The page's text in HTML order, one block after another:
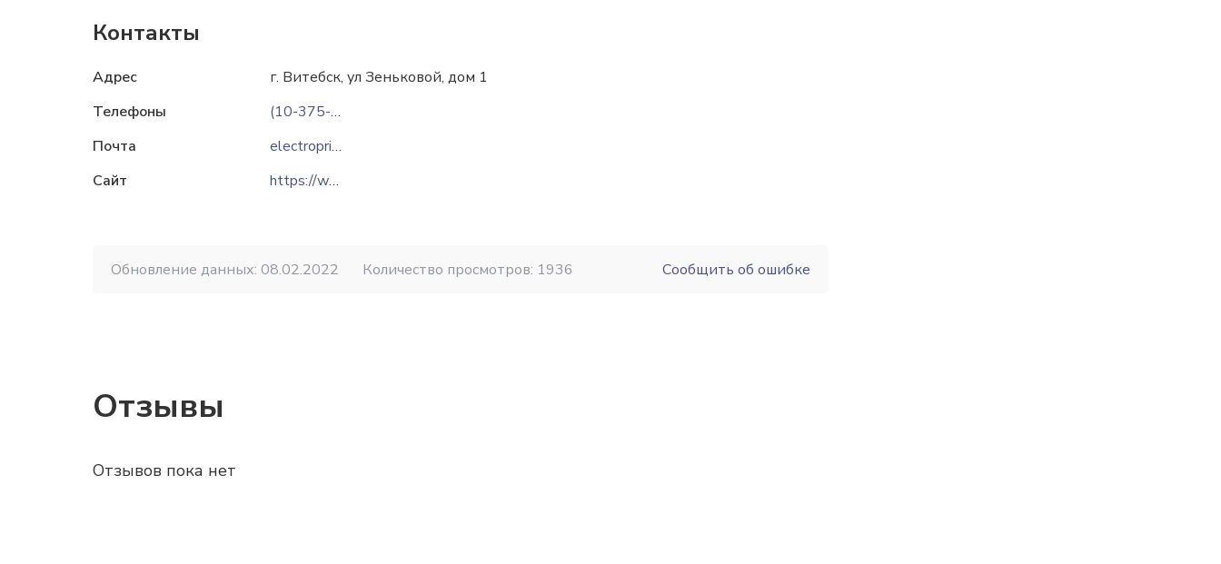
Контакты
Адрес
г. Витебск, ул Зеньковой, дом 1
Телефоны
(10-375-212)672-816
Почта
electropribor@mail.ru
Сайт
https://www.electropribor.by
Обновление данных: 08.02.2022 Количество просмотров: 1936 Сообщить об ошибке
Отзывы
Отзывов пока нет